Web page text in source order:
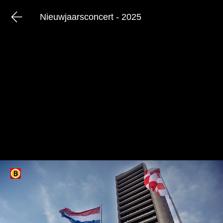
Nieuwjaarsconcert - 2025